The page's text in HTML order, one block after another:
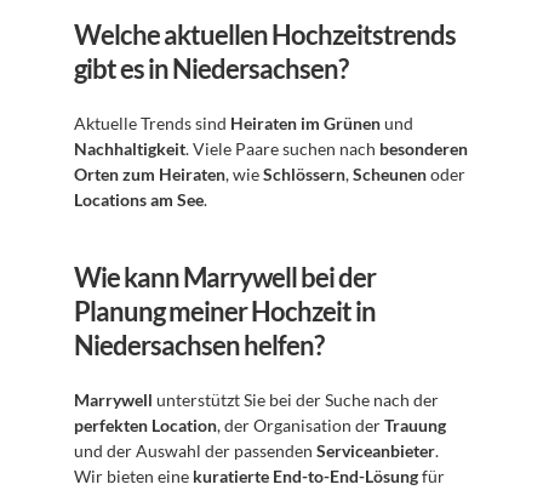
Welche aktuellen Hochzeitstrends
gibt es in Niedersachsen?
Aktuelle Trends sind Heiraten im Grünen
Nachhaltigkeit. Viele Paare suchen nach besonderen
Orten zum Heiraten, wie Schlössern, Scheunen
Locations am See.
Wie kann Marrywell bei der
Planung meiner Hochzeit in
Niedersachsen helfen?
Marrywell
perfekten Location, der Organisation der Trauung
und der Auswahl der passenden Serviceanbieter.
Wir bieten eine kuratierte End-to-End-Lösung für